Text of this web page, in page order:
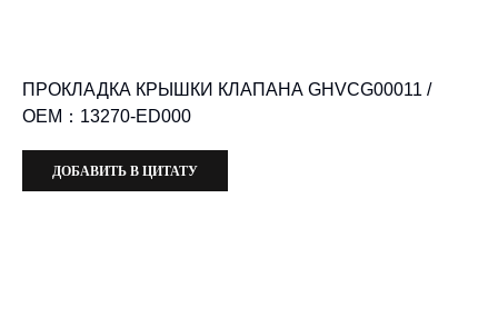
ПРОКЛАДКА КРЫШКИ КЛАПАНА GHVCG00011 /
OEM：13270-ED000
ДОБАВИТЬ В ЦИТАТУ